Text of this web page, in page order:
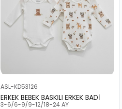
ASL-KD53126
ERKEK BEBEK BASKILI ERKEK BADİ
3-6/6-9/9-12/18-24 AY